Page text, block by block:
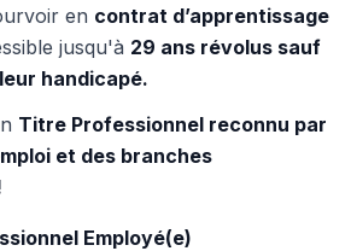
en contrat d’apprentissage
jusqu'à 29 ans révolus sauf
handicapé.
Titre Professionnel reconnu par
et des branches
Employé(e)